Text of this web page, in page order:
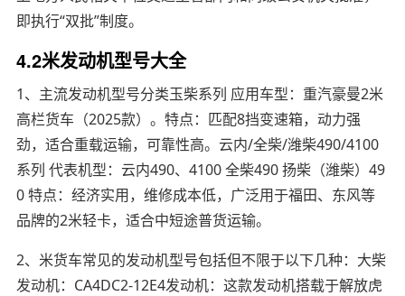
即执行“双批”制度。
4.2米发动机型号大全
1、主流发动机型号分类玉柴系列 应用车型：重汽豪曼2米
高栏货车（2025款）。特点：匹配8挡变速箱，动力强
劲，适合重载运输，可靠性高。云内/全柴/潍柴490/4100
系列 代表机型：云内490、4100 全柴490 扬柴（潍柴）49
0 特点：经济实用，维修成本低，广泛用于福田、东风等
品牌的2米轻卡，适合中短途普货运输。
2、米货车常见的发动机型号包括但不限于以下几种：大柴
发动机：CA4DC2-12E4发动机：这款发动机搭载于解放虎